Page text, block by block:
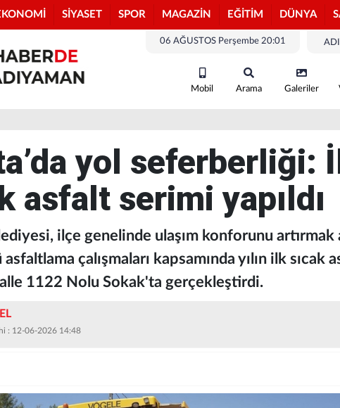
SİYASET SPOR MAGAZİN EĞİTİM DÜNYA
06 AĞUSTOS Perşembe 20:01
Mobil Arama Galeriler
yol seferberliği:
asfalt serimi yapıldı
ilçe genelinde ulaşım konforunu artırmak
çalışmaları kapsamında yılın ilk sıcak
1122 Nolu Sokak'ta gerçekleştirdi.
: 12-06-2026 14:48